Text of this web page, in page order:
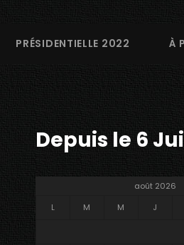
PRÉSIDENTIELLE 2022 À
Depuis le 6
août 2026
L
M M J